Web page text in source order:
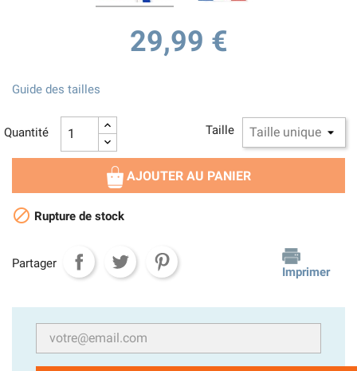
29,99 €
Taille
Guide des tailles
Quantité
AJOUTER AU PANIER
 Rupture de stock
Partager
Imprimer